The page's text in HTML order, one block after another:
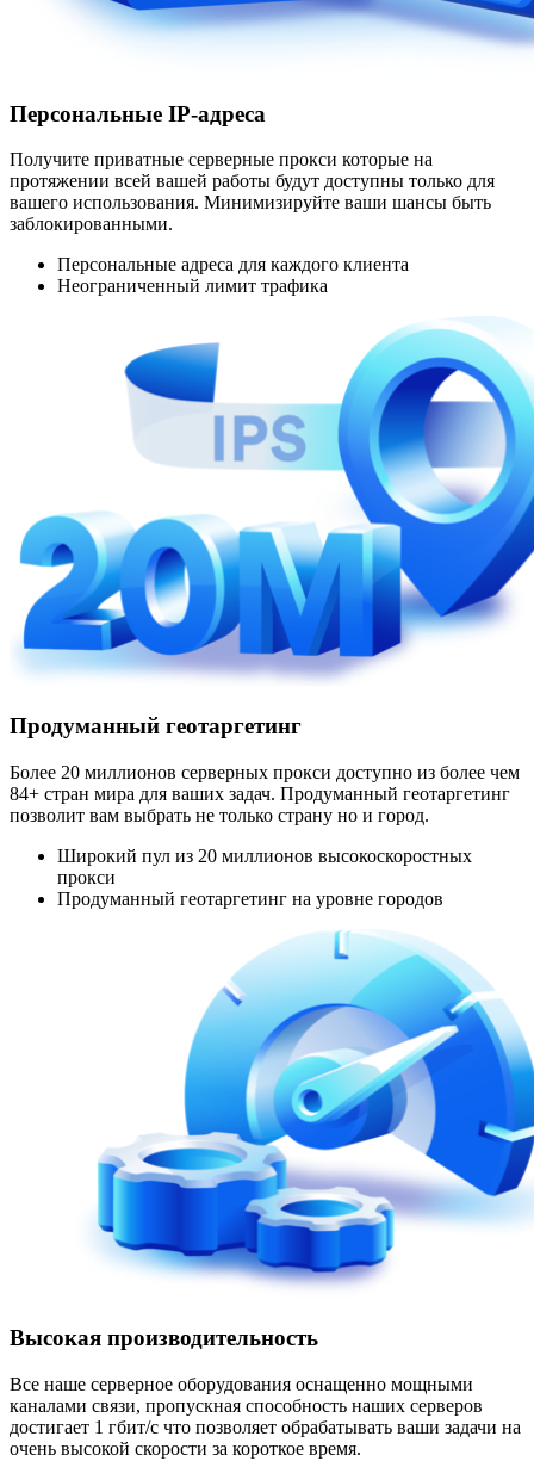
Персональные IP-адреса
Получите приватные серверные прокси которые на
протяжении всей вашей работы будут доступны только для
вашего использования. Минимизируйте ваши шансы быть
заблокированными.
Персональные адреса для каждого клиента
Неограниченный лимит трафика
Продуманный геотаргетинг
Более 20 миллионов серверных прокси доступно из более чем
84+ стран мира для ваших задач. Продуманный геотаргетинг
позволит вам выбрать не только страну но и город.
Широкий пул из 20 миллионов высокоскоростных
прокси
Продуманный геотаргетинг на уровне городов
Высокая производительность
Все наше серверное оборудования оснащенно мощными
каналами связи, пропускная способность наших серверов
достигает 1 гбит/с что позволяет обрабатывать ваши задачи на
очень высокой скорости за короткое время.